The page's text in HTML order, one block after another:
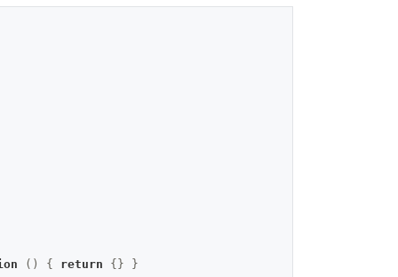
() { return {} }